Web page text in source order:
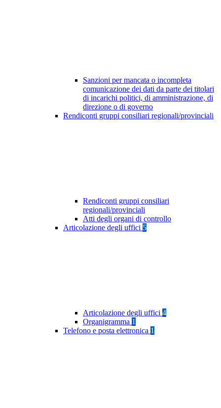
Sanzioni per mancata o incompleta
comunicazione dei dati da parte dei titolari
di incarichi politici, di amministrazione, di
direzione o di governo
Rendiconti gruppi consiliari regionali/provinciali
Rendiconti gruppi consiliari
regionali/provinciali
Atti degli organi di controllo
Articolazione degli uffici 5
Articolazione degli uffici 4
Organigramma 1
Telefono e posta elettronica 1